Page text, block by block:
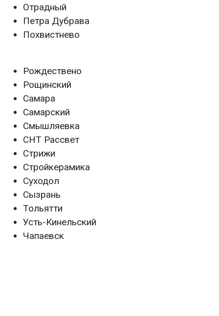
Отрадный
Петра Дубрава
Похвистнево
Рождествено
Рощинский
Самара
Самарский
Смышляевка
СНТ Рассвет
Стрижи
Стройкерамика
Суходол
Сызрань
Тольятти
Усть-Кинельский
Чапаевск